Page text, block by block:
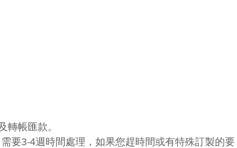
轉帳匯款。
要3-4週時間處理，如果您趕時間或有特殊訂製的要